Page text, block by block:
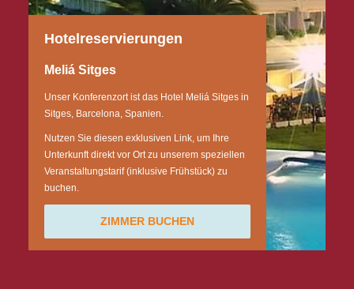
Hotelreservierungen
Meliá Sitges
Unser Konferenzort ist das Hotel Meliá Sitges in
Sitges, Barcelona, Spanien.
Nutzen Sie diesen exklusiven Link, um Ihre
Unterkunft direkt vor Ort zu unserem speziellen
Veranstaltungstarif (inklusive Frühstück) zu
buchen.
ZIMMER BUCHEN